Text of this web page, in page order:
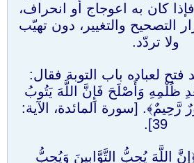
كان به اعوجاج أو انحراف،
التصحيح والتغيير، دون تهيّب
ولا تردّد.
فتح لعباده باب التوبة فقال:
ظُلْمِهِ وَأَصْلَحَ فَإِنَّ اللَّهَ يَتُوبُ
رَّحِيمٌ﴾. [سورة المائدة، الآية:
39].
اللَّهَ يُحِبُّ التَّوَّابِينَ وَيُحِبُّ